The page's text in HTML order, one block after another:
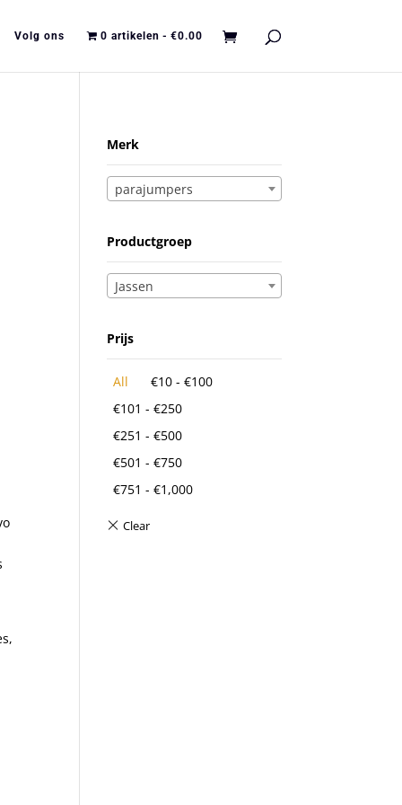
Volg ons 0 artikelen €0.00
Merk
parajumpers
Productgroep
Jassen
Prijs
All €10 -€100
€101 -€250
€251 -€500
€501 -€750
€751 -€1,000